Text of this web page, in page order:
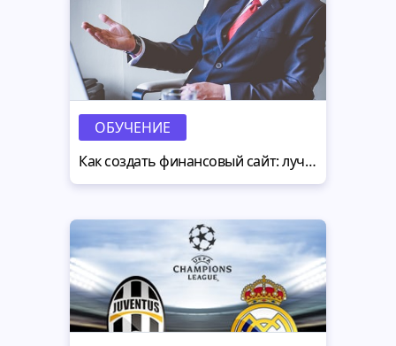
ОБУЧЕНИЕ
Как создать финансовый сайт: лучшие решения от MotoCMS